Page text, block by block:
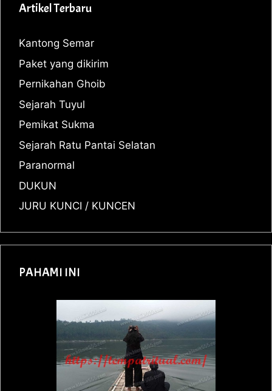
Artikel Terbaru
Kantong Semar
Paket yang dikirim
Pernikahan Ghoib
Sejarah Tuyul
Pemikat Sukma
Sejarah Ratu Pantai Selatan
Paranormal
DUKUN
JURU KUNCI / KUNCEN
PAHAMI INI